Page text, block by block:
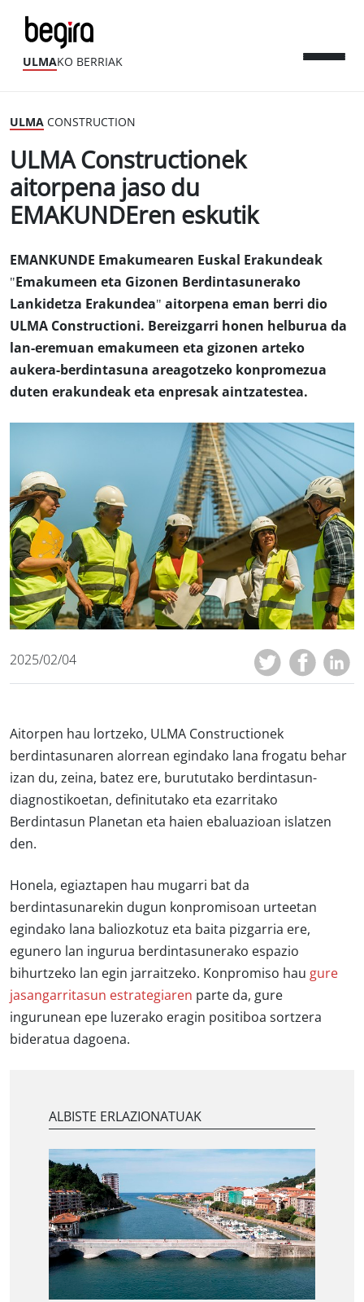
ULMAKO BERRIAK
ULMA CONSTRUCTION
ULMA Constructionek
aitorpena jaso du
EMAKUNDEren eskutik
EMANKUNDE Emakumearen Euskal Erakundeak
"Emakumeen eta Gizonen Berdintasunerako
Lankidetza Erakundea" aitorpena eman berri dio
ULMA Constructioni. Bereizgarri honen helburua da
lan-eremuan emakumeen eta gizonen arteko
aukera-berdintasuna areagotzeko konpromezua
duten erakundeak eta enpresak aintzatestea.
2025/02/04
Aitorpen hau lortzeko, ULMA Constructionek
berdintasunaren alorrean egindako lana frogatu behar
izan du, zeina, batez ere, burututako berdintasun-
diagnostikoetan, definitutako eta ezarritako
Berdintasun Planetan eta haien ebaluazioan islatzen
den.
Honela, egiaztapen hau mugarri bat da
berdintasunarekin dugun konpromisoan urteetan
egindako lana baliozkotuz eta baita pizgarria ere,
egunero lan ingurua berdintasunerako espazio
bihurtzeko lan egin jarraitzeko. Konpromiso hau gure
jasangarritasun estrategiaren parte da, gure
ingurunean epe luzerako eragin positiboa sortzera
bideratua dagoena.
ALBISTE ERLAZIONATUAK